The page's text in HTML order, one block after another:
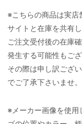
※こちらの商品は実
サイトと在庫を共有
ご注文受付後の在庫
発生する可能性もござ
その際は申し訳ござ
でご了承下さいませ。
※メーカー画像を使用